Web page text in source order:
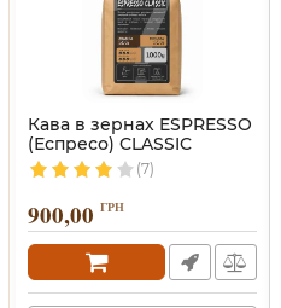
Кава в зернах ESPRESSO
(Еспресо) CLASSIC
(7)
900,00 ГРН